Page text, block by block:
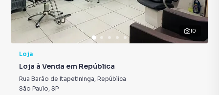
10
Loja
Loja à Venda em República
Rua Barão de Itapetininga, República
São Paulo, SP